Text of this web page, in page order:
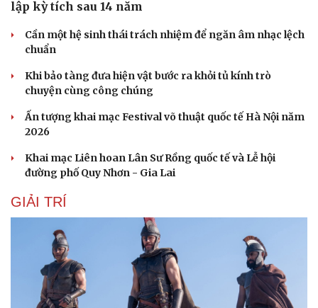
lập kỳ tích sau 14 năm
Cần một hệ sinh thái trách nhiệm để ngăn âm nhạc lệch
chuẩn
Khi bảo tàng đưa hiện vật bước ra khỏi tủ kính trò
chuyện cùng công chúng
Ấn tượng khai mạc Festival võ thuật quốc tế Hà Nội năm
2026
Khai mạc Liên hoan Lân Sư Rồng quốc tế và Lễ hội
đường phố Quy Nhơn - Gia Lai
GIẢI TRÍ